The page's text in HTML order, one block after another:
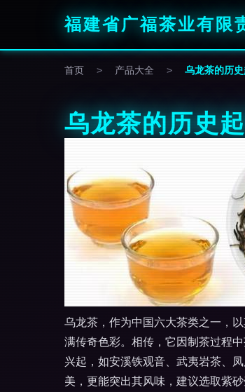
福建省广福茶业有限
首页 > 产品大全 > 乌龙茶的历
乌龙茶的历史
乌龙茶，作为中国六大茶类之一，
满传奇色彩。相传，它因制茶过程
兴起，如安溪铁观音、武夷岩茶、
美，更能突出其风味，建议选取紫